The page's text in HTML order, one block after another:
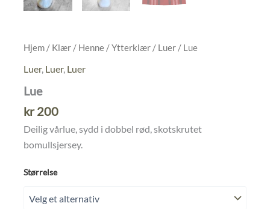
Hjem / Klær / Henne /Ytterklær / Luer / Lue
Luer, Luer, Luer
Lue
kr200
Deilig vårlue, sydd i dobbel rød, skotskrutet
bomullsjersey.
Størrelse